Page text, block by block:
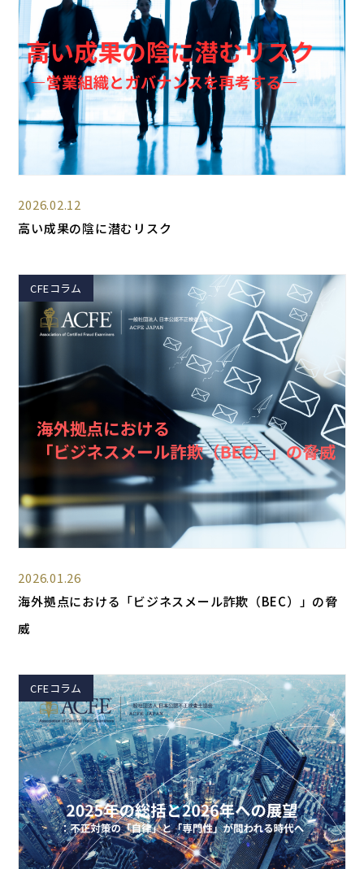
2026.02.12
高い成果の陰に潜むリスク
CFEコラム
2026.01.26
海外拠点における「ビジネスメール詐欺（BEC）」の脅
威
CFEコラム